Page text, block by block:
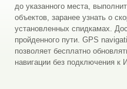
до указанного места,
объектов, заранее узнать о
установленных спидкамах.
пройденного пути. GPS
позволяет бесплатно
навигации без подключения к